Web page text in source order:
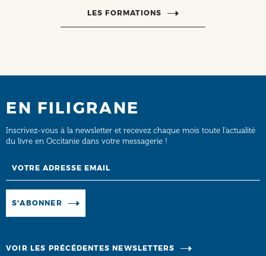
LES FORMATIONS
EN FILIGRANE
Inscrivez-vous à la newsletter et recevez chaque mois toute l’actualité
du livre en Occitanie dans votre messagerie !
S'ABONNER
VOIR LES PRÉCÉDENTES NEWSLETTERS